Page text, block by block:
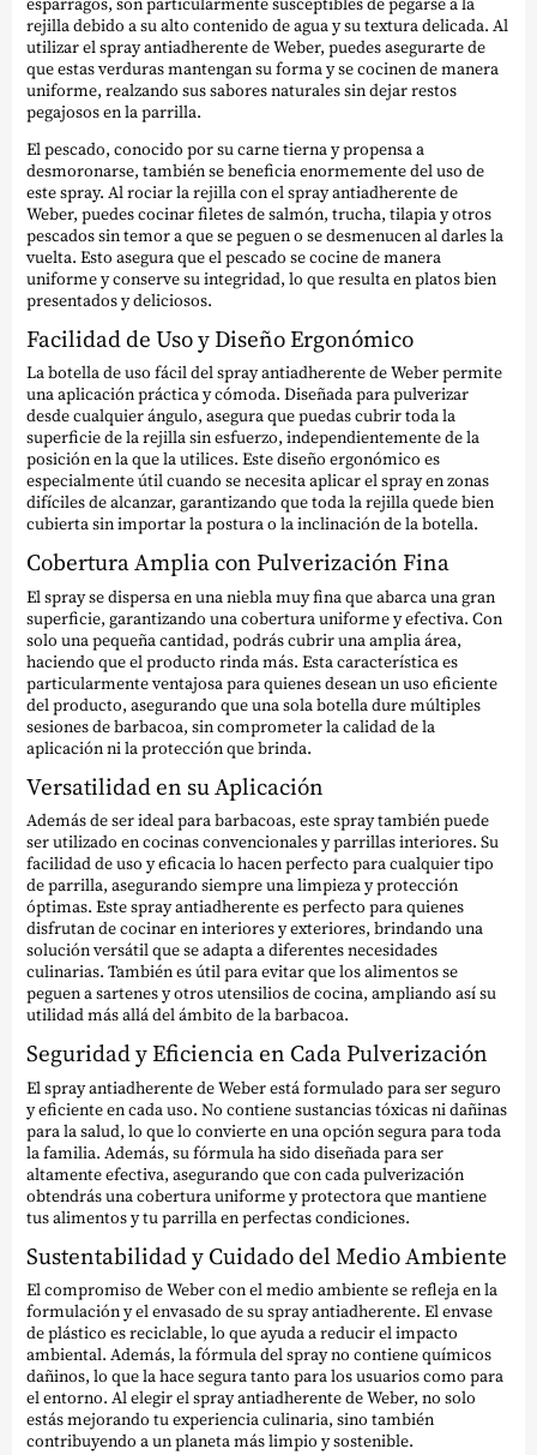
rejilla debido a su alto contenido de agua y su textura delicada. Al
utilizar el spray antiadherente de Weber, puedes asegurarte de
que estas verduras mantengan su forma y se cocinen de manera
uniforme, realzando sus sabores naturales sin dejar restos
pegajosos en la parrilla.
El pescado, conocido por su carne tierna y propensa a
desmoronarse, también se beneficia enormemente del uso de
este spray. Al rociar la rejilla con el spray antiadherente de
Weber, puedes cocinar filetes de salmón, trucha, tilapia y otros
pescados sin temor a que se peguen o se desmenucen al darles la
vuelta. Esto asegura que el pescado se cocine de manera
uniforme y conserve su integridad, lo que resulta en platos bien
presentados y deliciosos.
Facilidad de Uso y Diseño Ergonómico
La botella de uso fácil del spray antiadherente de Weber permite
una aplicación práctica y cómoda. Diseñada para pulverizar
desde cualquier ángulo, asegura que puedas cubrir toda la
superficie de la rejilla sin esfuerzo, independientemente de la
posición en la que la utilices. Este diseño ergonómico es
especialmente útil cuando se necesita aplicar el spray en zonas
difíciles de alcanzar, garantizando que toda la rejilla quede bien
cubierta sin importar la postura o la inclinación de la botella.
Cobertura Amplia con Pulverización Fina
El spray se dispersa en una niebla muy fina que abarca una gran
superficie, garantizando una cobertura uniforme y efectiva. Con
solo una pequeña cantidad, podrás cubrir una amplia área,
haciendo que el producto rinda más. Esta característica es
particularmente ventajosa para quienes desean un uso eficiente
del producto, asegurando que una sola botella dure múltiples
sesiones de barbacoa, sin comprometer la calidad de la
aplicación ni la protección que brinda.
Versatilidad en su Aplicación
Además de ser ideal para barbacoas, este spray también puede
ser utilizado en cocinas convencionales y parrillas interiores. Su
facilidad de uso y eficacia lo hacen perfecto para cualquier tipo
de parrilla, asegurando siempre una limpieza y protección
óptimas. Este spray antiadherente es perfecto para quienes
disfrutan de cocinar en interiores y exteriores, brindando una
solución versátil que se adapta a diferentes necesidades
culinarias. También es útil para evitar que los alimentos se
peguen a sartenes y otros utensilios de cocina, ampliando así su
utilidad más allá del ámbito de la barbacoa.
Seguridad y Eficiencia en Cada Pulverización
El spray antiadherente de Weber está formulado para ser seguro
y eficiente en cada uso. No contiene sustancias tóxicas ni dañinas
para la salud, lo que lo convierte en una opción segura para toda
la familia. Además, su fórmula ha sido diseñada para ser
altamente efectiva, asegurando que con cada pulverización
obtendrás una cobertura uniforme y protectora que mantiene
tus alimentos y tu parrilla en perfectas condiciones.
Sustentabilidad y Cuidado del Medio Ambiente
El compromiso de Weber con el medio ambiente se refleja en la
formulación y el envasado de su spray antiadherente. El envase
de plástico es reciclable, lo que ayuda a reducir el impacto
ambiental. Además, la fórmula del spray no contiene químicos
dañinos, lo que la hace segura tanto para los usuarios como para
el entorno. Al elegir el spray antiadherente de Weber, no solo
estás mejorando tu experiencia culinaria, sino también
contribuyendo a un planeta más limpio y sostenible.